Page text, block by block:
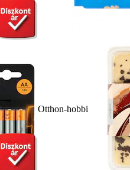
Otthon-hobbi